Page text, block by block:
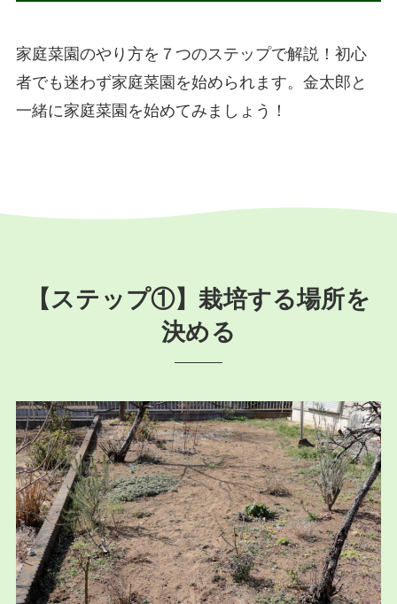
家庭菜園のやり方を７つのステップで解説！初心
者でも迷わず家庭菜園を始められます。金太郎と
一緒に家庭菜園を始めてみましょう！
【ステップ①】栽培する場所を
決める